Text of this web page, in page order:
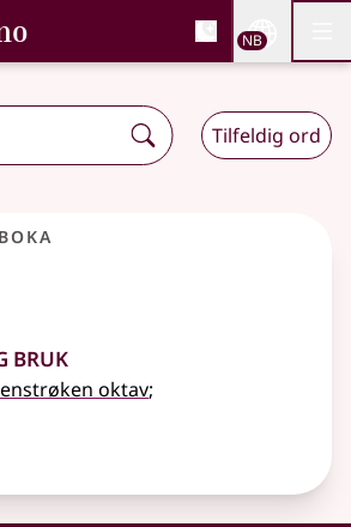
, Bokmålsordboka og
NB
Tilfeldig ord
bruk
enstrøken oktav;